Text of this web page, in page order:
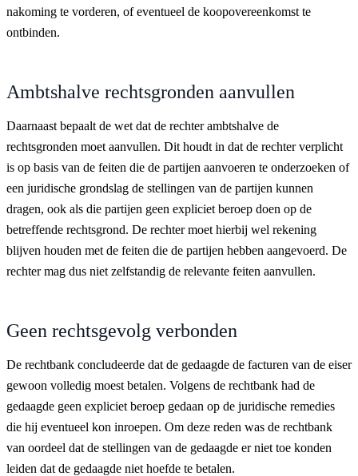
nakoming te vorderen, of eventueel de koopovereenkomst te
ontbinden.
Ambtshalve rechtsgronden aanvullen
Daarnaast bepaalt de wet dat de rechter ambtshalve de
rechtsgronden moet aanvullen. Dit houdt in dat de rechter verplicht
is op basis van de feiten die de partijen aanvoeren te onderzoeken of
een juridische grondslag de stellingen van de partijen kunnen
dragen, ook als die partijen geen expliciet beroep doen op de
betreffende rechtsgrond. De rechter moet hierbij wel rekening
blijven houden met de feiten die de partijen hebben aangevoerd. De
rechter mag dus niet zelfstandig de relevante feiten aanvullen.
Geen rechtsgevolg verbonden
De rechtbank concludeerde dat de gedaagde de facturen van de eiser
gewoon volledig moest betalen. Volgens de rechtbank had de
gedaagde geen expliciet beroep gedaan op de juridische remedies
die hij eventueel kon inroepen. Om deze reden was de rechtbank
van oordeel dat de stellingen van de gedaagde er niet toe konden
leiden dat de gedaagde niet hoefde te betalen.